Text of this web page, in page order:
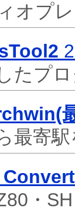
オプ
たプ
最寄
・